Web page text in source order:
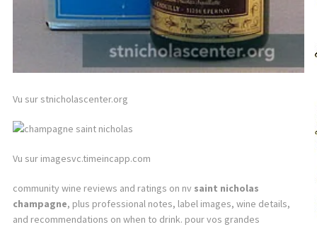
Vu sur stnicholascenter.org
Vu sur imagesvc.timeincapp.com
community wine reviews and ratings on nv saint nicholas
champagne, plus professional notes, label images, wine details,
and recommendations on when to drink. pour vos grandes